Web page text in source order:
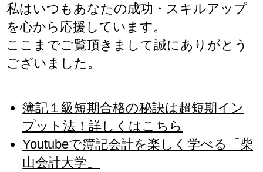
私はいつもあなたの成功・スキルアップ
を心から応援しています。
ここまでご覧頂きまして誠にありがとう
ございました。
簿記１級短期合格の秘訣は超短期イン
プット法！詳しくはこちら
Youtubeで簿記会計を楽しく学べる「柴
山会計大学」